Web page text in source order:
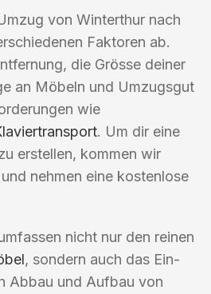
von Winterthur nach
Faktoren ab.
die Grösse deiner
an Möbeln und Umzugsgut
wie
. Um dir eine
erstellen, kommen wir
nehmen eine kostenlose
nicht nur den reinen
, sondern auch das Ein-
Abbau und Aufbau von